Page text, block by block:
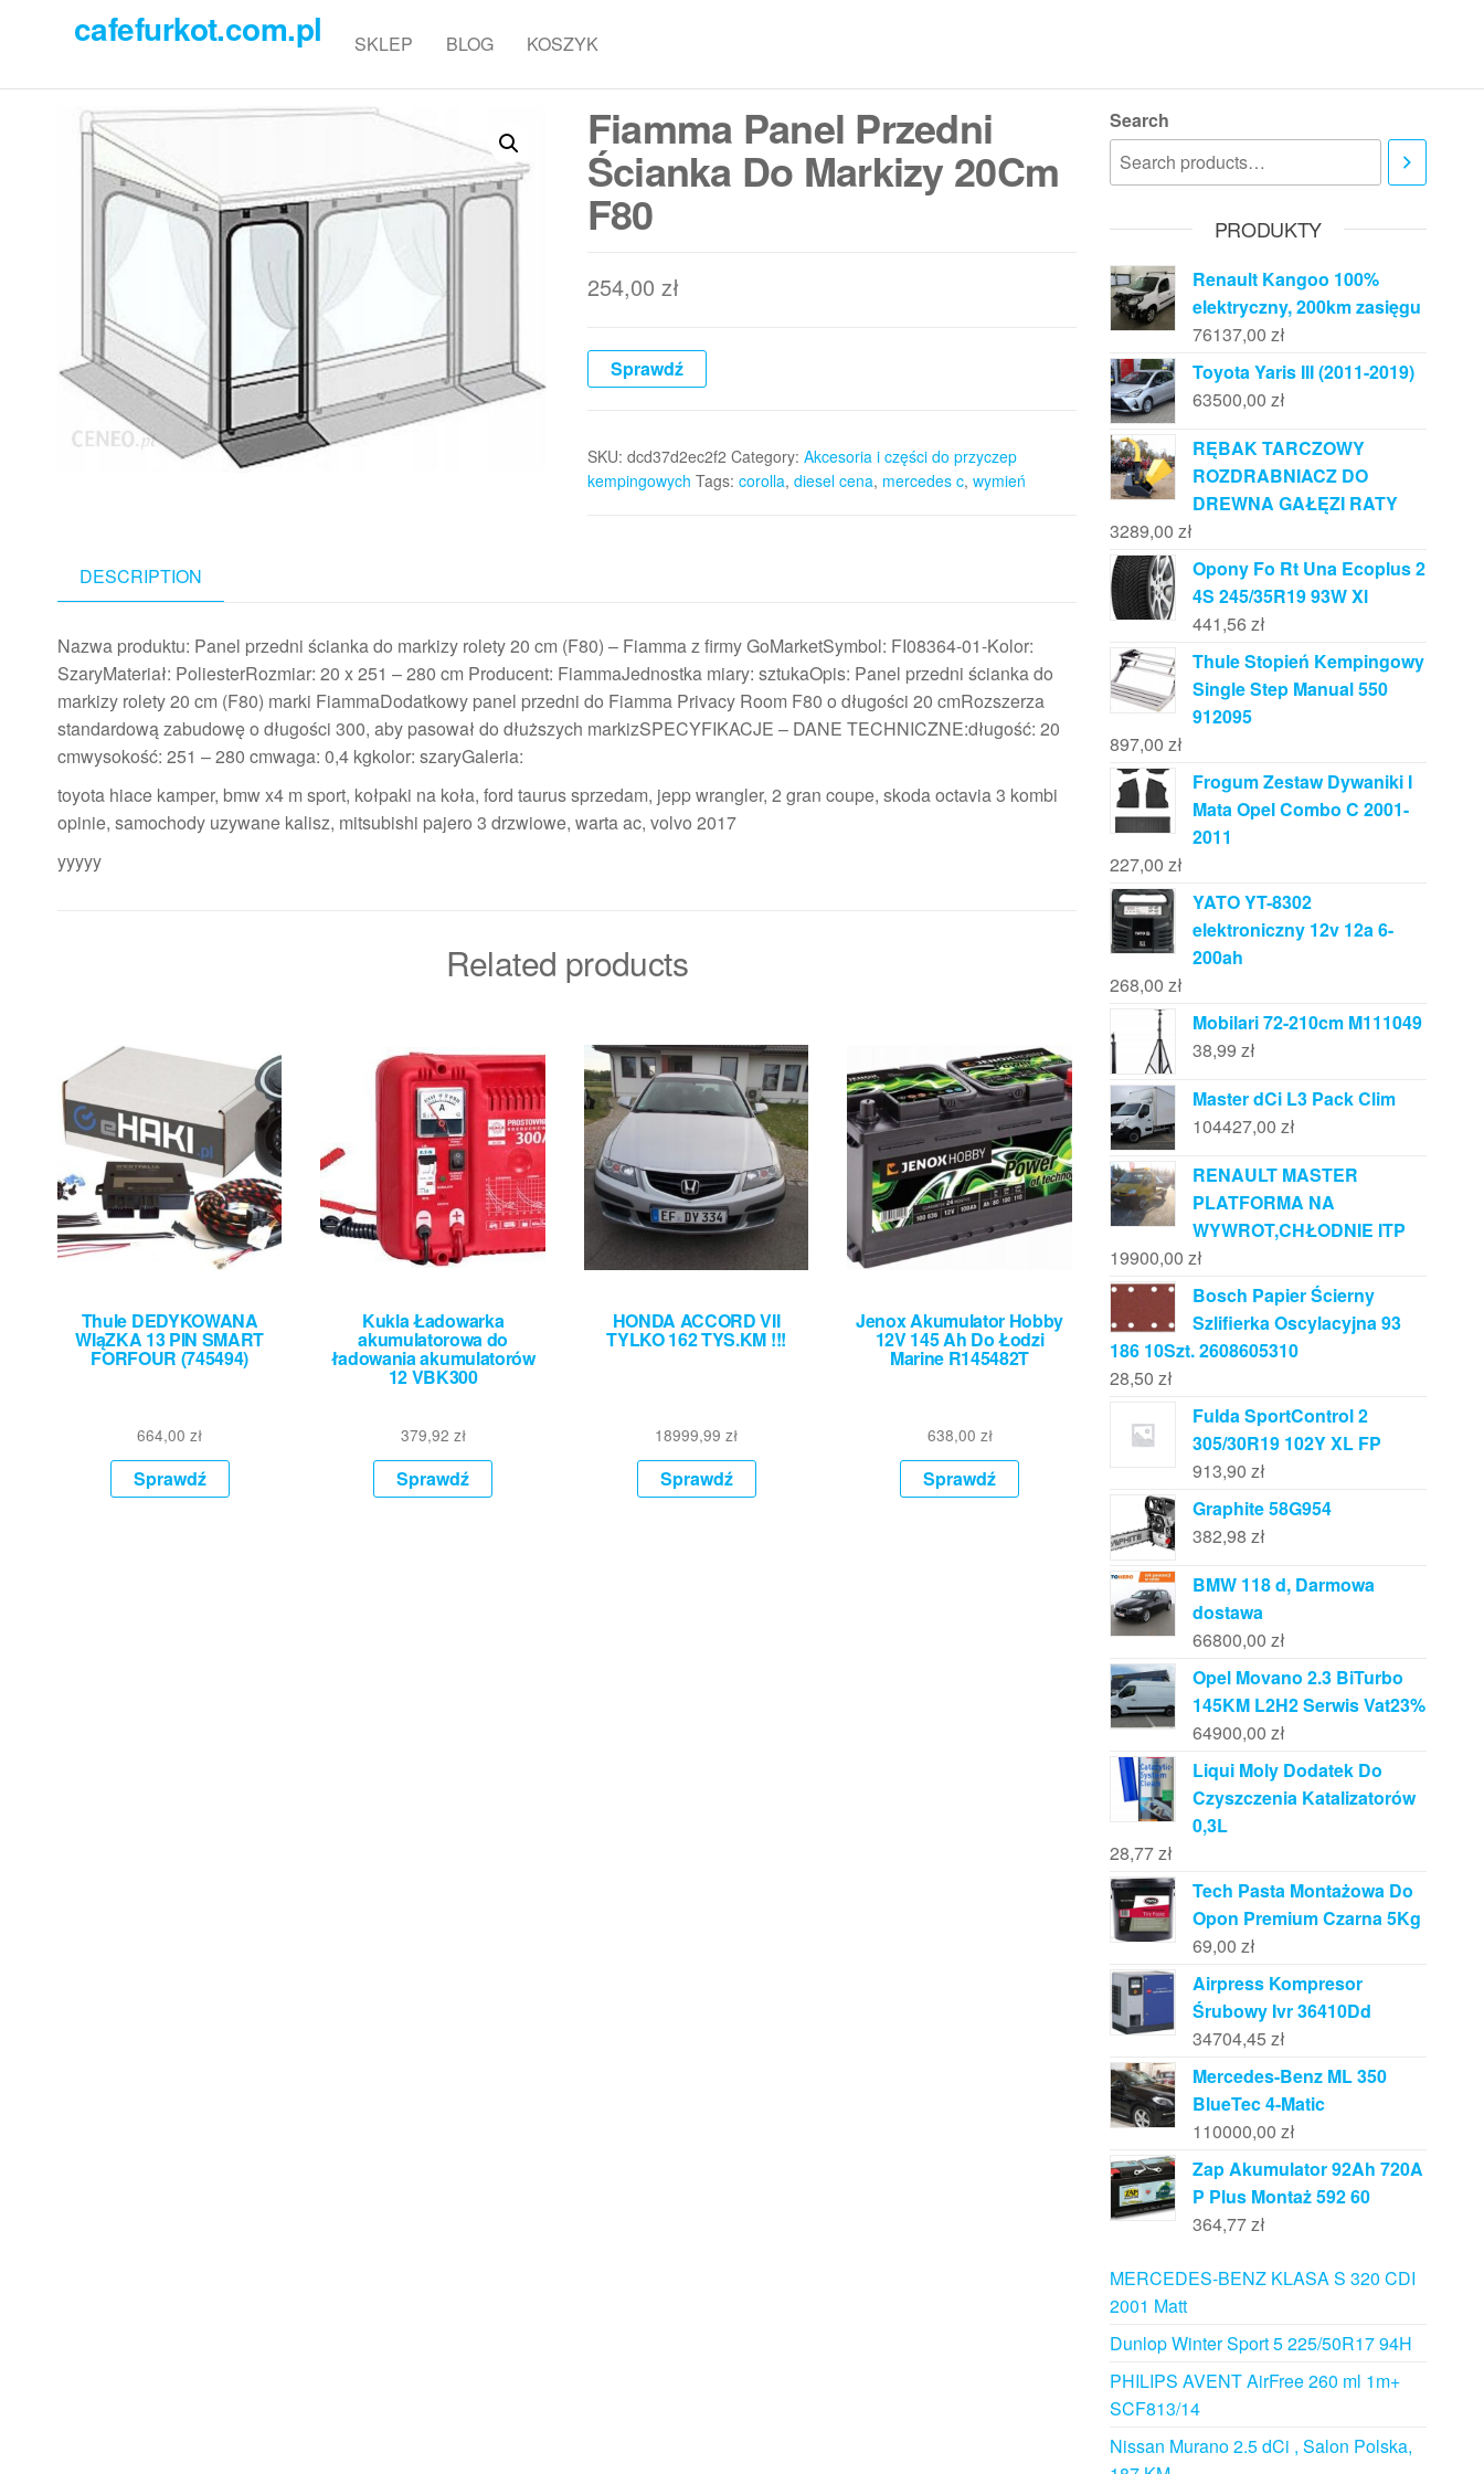
cafefurkot.com.pl SKLEP BLOG KOSZYK
Fiamma Panel Przedni
Ścianka Do Markizy 20Cm
F80
254,00 zł
Sprawdź
SKU: dcd37d2ec2f2 Category: Akcesoria i części do przyczep
kempingowych Tags: corolla, diesel cena, mercedes c, wymień
DESCRIPTION
Nazwa produktu: Panel przedni ścianka do markizy rolety 20 cm (F80) – Fiamma z firmy GoMarketSymbol: FI08364-01-Kolor:
SzaryMateriał: PoliesterRozmiar: 20 x 251 – 280 cm Producent: FiammaJednostka miary: sztukaOpis: Panel przedni ścianka do
markizy rolety 20 cm (F80) marki FiammaDodatkowy panel przedni do Fiamma Privacy Room F80 o długości 20 cmRozszerza
standardową zabudowę o długości 300, aby pasował do dłuższych markizSPECYFIKACJE – DANE TECHNICZNE:długość: 20
cmwysokość: 251 – 280 cmwaga: 0,4 kgkolor: szaryGaleria:
toyota hiace kamper, bmw x4 m sport, kołpaki na koła, ford taurus sprzedam, jepp wrangler, 2 gran coupe, skoda octavia 3 kombi
opinie, samochody uzywane kalisz, mitsubishi pajero 3 drzwiowe, warta ac, volvo 2017
yyyyy
Related products
Thule DEDYKOWANA
WIąZKA 13 PIN SMART
FORFOUR (745494)
664,00zł
Sprawdź
Kukla Ładowarka
akumulatorowa do
ładowania akumulatorów
12 VBK300
379,92 zł
Sprawdź
HONDA ACCORD VII
TYLKO 162 TYS.KM !!!
18999,99zł
Sprawdź
Jenox Akumulator Hobby
12V 145 Ah Do Łodzi
Marine R145482T
638,00 zł
Sprawdź
Search
PRODUKTY
Renault Kangoo 100%
elektryczny, 200km zasięgu
76137,00 zł
Toyota Yaris III (2011-2019)
63500,00 zł
RĘBAK TARCZOWY
ROZDRABNIACZ DO
DREWNA GAŁĘZI RATY
3289,00 zł
Opony Fo Rt Una Ecoplus 2
4S 245/35R19 93W Xl
441,56 zł
Thule Stopień Kempingowy
Single Step Manual 550
912095
897,00 zł
Frogum Zestaw Dywaniki I
Mata Opel Combo C 2001-
2011
227,00 zł
YATO YT-8302
elektroniczny 12v 12a 6-
200ah
268,00 zł
Mobilari 72-210cm M111049
38,99 zł
Master dCi L3 Pack Clim
104427,00 zł
RENAULT MASTER
PLATFORMA NA
WYWROT,CHŁODNIE ITP
19900,00 zł
Bosch Papier Ścierny
Szlifierka Oscylacyjna 93
186 10Szt. 2608605310
28,50 zł
Fulda SportControl 2
305/30R19 102Y XL FP
913,90 zł
Graphite 58G954
382,98 zł
BMW 118 d, Darmowa
dostawa
66800,00 zł
Opel Movano 2.3 BiTurbo
145KM L2H2 Serwis Vat23%
64900,00 zł
Liqui Moly Dodatek Do
Czyszczenia Katalizatorów
0,3L
28,77zł
Tech Pasta Montażowa Do
Opon Premium Czarna 5Kg
69,00 zł
Airpress Kompresor
Śrubowy Ivr 36410Dd
34704,45 zł
Mercedes-Benz ML 350
BlueTec 4-Matic
110000,00 zł
Zap Akumulator 92Ah 720A
P Plus Montaż 592 60
364,77zł
MERCEDES-BENZ KLASA S 320 CDI
2001 Matt
Dunlop Winter Sport 5 225/50R17 94H
PHILIPS AVENT AirFree 260 ml 1m+
SCF813/14
Nissan Murano 2.5 dCi , Salon Polska,